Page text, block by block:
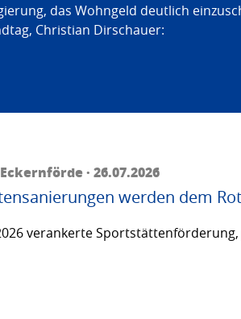
das Wohngeld deutlich
Christian Dirschauer:
· 26.07.2026
werden dem
verankerte